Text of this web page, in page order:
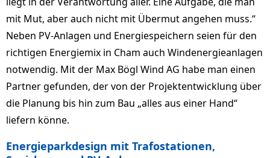
mit Mut, aber auch nicht mit Übermut angehen muss.“
Neben PV-Anlagen und Energiespeichern seien für den
richtigen Energiemix in Cham auch Windenergieanlagen
notwendig. Mit der Max Bögl Wind AG habe man einen
Partner gefunden, der von der Projektentwicklung über
die Planung bis hin zum Bau „alles aus einer Hand“
liefern könne.
Energieparkdesign mit Trafostationen,